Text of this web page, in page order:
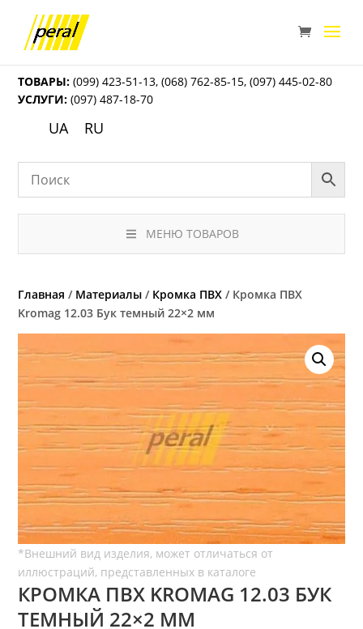
ТОВАРЫ: (099) 423-51-13,(068) 762-85-15,(097) 445-02-80
УСЛУГИ: (097) 487-18-70
UA RU
МЕНЮ ТОВАРОВ
Главная / Материалы / Кромка ПВХ / Кромка ПВХ
Kromag 12.03 Бук темный 22×2 мм
КРОМКА ПВХ KROMAG 12.03 БУК
ТЕМНЫЙ 22×2 ММ